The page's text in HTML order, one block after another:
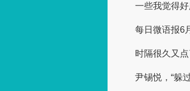
一些我觉得
每日微语报6
时隔很久又
尹锡悦，“躲